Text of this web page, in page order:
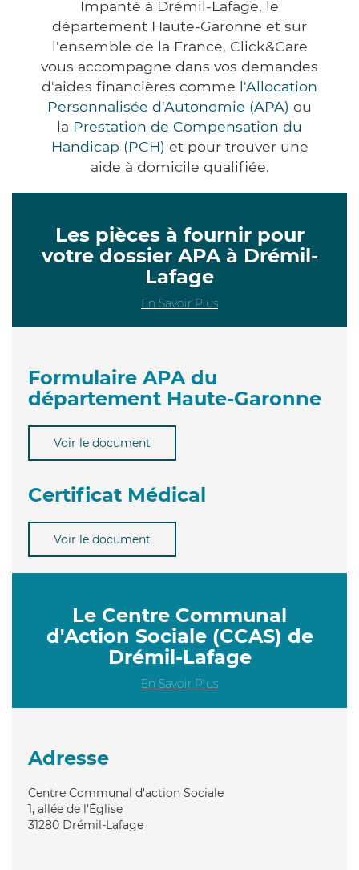
Impanté à Drémil-Lafage, le
département Haute-Garonne et sur
l'ensemble de la France, Click&Care
vous accompagne dans vos demandes
d'aides financières comme l'Allocation
Personnalisée d'Autonomie (APA) ou
la Prestation de Compensation du
Handicap (PCH) et pour trouver une
aide à domicile qualifiée.
Les pièces à fournir pour
votre dossier APA à Drémil-
Lafage
En Savoir Plus
Formulaire APA du
département Haute-Garonne
Voir le document
Certificat Médical
Voir le document
Le Centre Communal
d'Action Sociale (CCAS) de
Drémil-Lafage
En Savoir Plus
Adresse
Centre Communal d'action Sociale
1, allée de l'Église
31280 Drémil-Lafage